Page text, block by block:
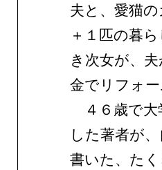
夫と、愛猫
＋１匹の暮
き次女が、
金でリフォ
４６歳で大
した著者が
書いた、た